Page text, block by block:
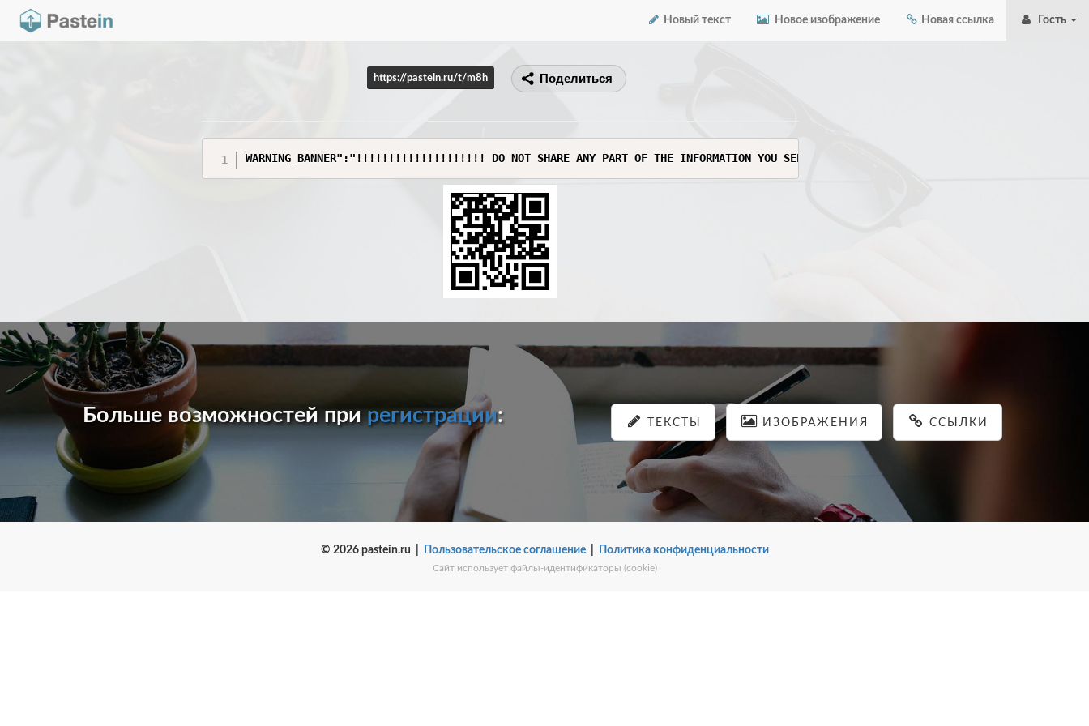
Новый текст Новое изображение Новая ссылка Гость
https://pastein.ru/t/m8h Поделиться
WARNING_BANNER":"!!!!!!!!!!!!!!!!!!!! DO NOT SHARE ANY PART OF THE INFORMATION YOU SEE HERE. THIS INFORMATION IS SENSITIVE AND CAN
Больше возможностей прирегистрации: ТЕКСТЫ ИЗОБРАЖЕНИЯ ССЫЛКИ
© 2026 pastein.ru | Пользовательское соглашение| Политика конфиденциальности
Сайт использует файлы-идентификаторы (cookie)